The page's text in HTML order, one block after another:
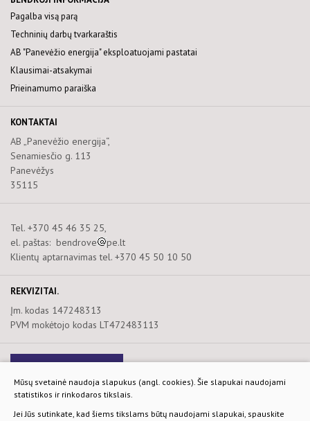
Pagalba visą parą
Techninių darbų tvarkaraštis
AB "Panevėžio energija" eksploatuojami pastatai
Klausimai-atsakymai
Prieinamumo paraiška
KONTAKTAI
AB „Panevėžio energija“,
Senamiesčio g. 113
Panevėžys
35115
Tel. +370 45 46 35 25,
el. paštas: bendrove
pe.lt
Klientų aptarnavimas tel. +370 45 50 10 50
REKVIZITAI.
Įm. kodas 147248313
PVM mokėtojo kodas LT472483113
Privatumo ir slapukų politika
Mūsų svetainė naudoja slapukus (angl. cookies). Šie slapukai naudojami
statistikos ir rinkodaros tikslais.
Jei Jūs sutinkate, kad šiems tikslams būtų naudojami slapukai, spauskite